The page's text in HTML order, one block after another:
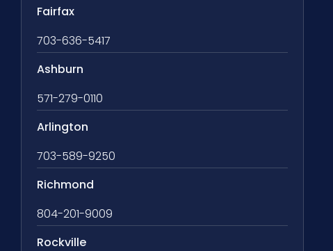
Fairfax
703-636-5417
Ashburn
571-279-0110
Arlington
703-589-9250
Richmond
804-201-9009
Rockville